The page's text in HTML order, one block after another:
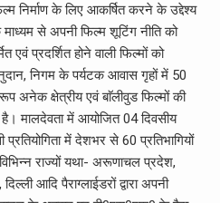
निर्माण के लिए आकर्षित करने के उद्देश्य
से अपनी फिल्म शूटिंग नीति को
एवं प्रदर्शित होने वाली फिल्मों को
निगम के पर्यटक आवास गृहों में 50
क्षेत्रीय एवं बाॅलीवुड फिल्मों की
मालदेवता में आयोजित 04 दिवसीय
में देशभर से 60 प्रतिभागियों
विभिन्न राज्यों यथा- अरूणाचल प्रदेश,
आदि पैराग्लाईडरों द्वारा अपनी